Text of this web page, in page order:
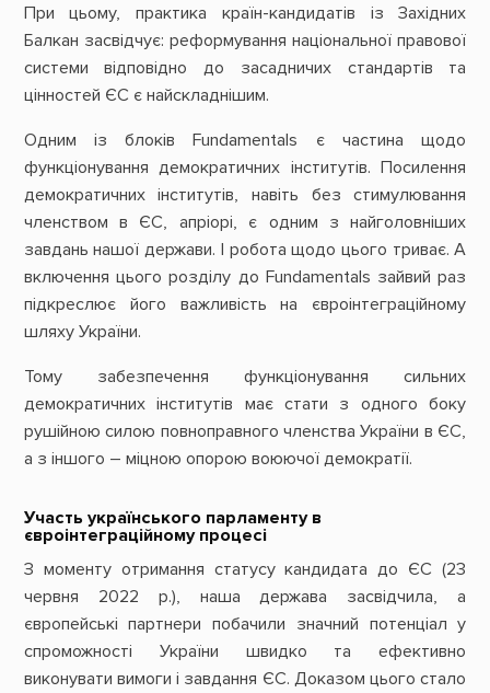
При цьому, практика країн-кандидатів із Західних
Балкан засвідчує: реформування національної правової
системи відповідно до засадничих стандартів та
цінностей ЄС є найскладнішим.
Одним із блоків Fundamentals є частина щодо
функціонування демократичних інститутів. Посилення
демократичних інститутів, навіть без стимулювання
членством в ЄС, апріорі, є одним з найголовніших
завдань нашої держави. І робота щодо цього триває. А
включення цього розділу до Fundamentals зайвий раз
підкреслює його важливість на євроінтеграційному
шляху України.
Тому забезпечення функціонування сильних
демократичних інститутів має стати з одного боку
рушійною силою повноправного членства України в ЄС,
а з іншого – міцною опорою воюючої демократії.
Участь українського парламенту в
євроінтеграційному процесі
З моменту отримання статусу кандидата до ЄС (23
червня 2022 р.), наша держава засвідчила, а
європейські партнери побачили значний потенціал у
спроможності України швидко та ефективно
виконувати вимоги і завдання ЄС. Доказом цього стало